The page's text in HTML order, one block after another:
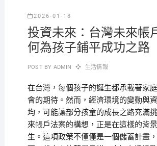
2026-01-18
投資未來：台灣未來帳
何為孩子鋪平成功之路
POST BY ADMIN 生活情報
在台灣，每個孩子的誕生都承載著家
會的期待。然而，經濟環境的變動與
均，可能讓部分孩童的成長之路充滿
來帳戶法案的構想，正是在這樣的背
生。這項政策不僅僅是一個儲蓄計畫